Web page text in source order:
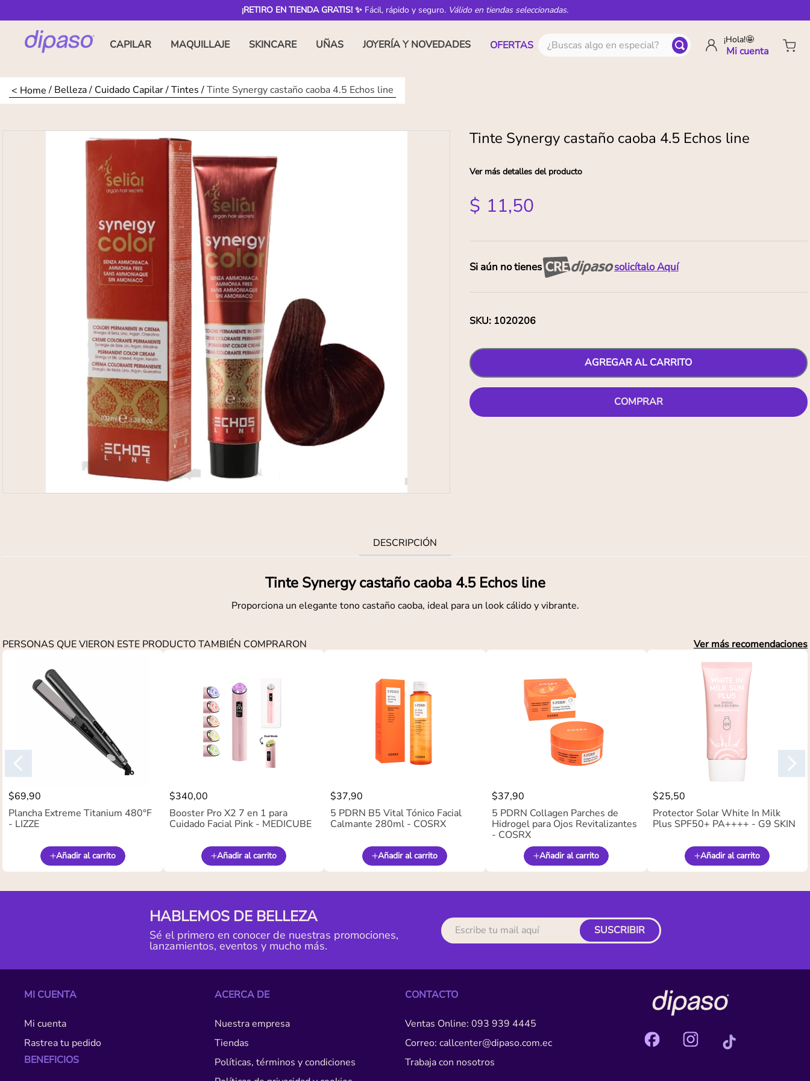
¡RETIRO EN TIENDA GRATIS! ✨ Fácil, rápido y seguro. Válido en tiendas seleccionadas.
CAPILAR MAQUILLAJE SKINCARE UÑAS JOYERÍA Y NOVEDADES OFERTAS ¿Buscas algo en especial? ¡Hola!🤩
Belleza Cuidado Capilar Tintes Tinte Synergy castaño caoba 4.5 Echos line
Tinte Synergy castaño caoba 4.5 Echos line
Ver más detalles del producto
$ 11,50
Si aún no tienes solicítalo Aquí
SKU: 1020206
AGREGAR AL CARRITO
COMPRAR
DESCRIPCIÓN
Tinte Synergy castaño caoba 4.5 Echos line
Proporciona un elegante tono castaño caoba, ideal para un look cálido y vibrante.
PERSONAS QUE VIERON ESTE PRODUCTO TAMBIÉN COMPRARON Ver más recomendaciones
$69,90
Plancha Extreme Titanium 480°F
- LIZZE
Añadir al carrito
$340,00
Booster Pro X2 7 en 1 para
Cuidado Facial Pink - MEDICUBE
Añadir al carrito
$37,90
5 PDRN B5 Vital Tónico Facial
Calmante 280ml - COSRX
Añadir al carrito
$37,90
5 PDRN Collagen Parches de
Hidrogel para Ojos Revitalizantes
- COSRX
Añadir al carrito
$25,50
Protector Solar White In Milk
Plus SPF50+ PA++++ - G9 SKIN
Añadir al carrito
HABLEMOS DE BELLEZA
Sé el primero en conocer de nuestras promociones,
lanzamientos, eventos y mucho más.
SUSCRIBIR
MI CUENTA
Mi cuenta
Rastrea tu pedido
BENEFICIOS
ACERCA DE
Nuestra empresa
Tiendas
Políticas, términos y condiciones
CONTACTO
Ventas Online: 093 939 4445
Correo: callcenter@dipaso.com.ec
Trabaja con nosotros